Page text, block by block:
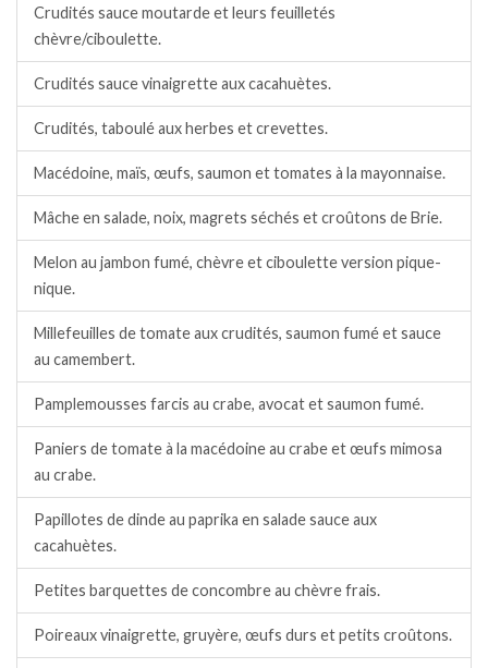
Crudités sauce moutarde et leurs feuilletés
chèvre/ciboulette.
Crudités sauce vinaigrette aux cacahuètes.
Crudités, taboulé aux herbes et crevettes.
Macédoine, maïs, œufs, saumon et tomates à la mayonnaise.
Mâche en salade, noix, magrets séchés et croûtons de Brie.
Melon au jambon fumé, chèvre et ciboulette version pique-
nique.
Millefeuilles de tomate aux crudités, saumon fumé et sauce
au camembert.
Pamplemousses farcis au crabe, avocat et saumon fumé.
Paniers de tomate à la macédoine au crabe et œufs mimosa
au crabe.
Papillotes de dinde au paprika en salade sauce aux
cacahuètes.
Petites barquettes de concombre au chèvre frais.
Poireaux vinaigrette, gruyère, œufs durs et petits croûtons.